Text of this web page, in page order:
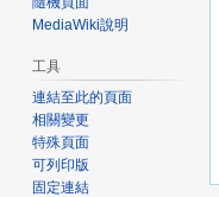
MediaWiki說明
工具
連結至此的頁面
相關變更
特殊頁面
可列印版
固定連結